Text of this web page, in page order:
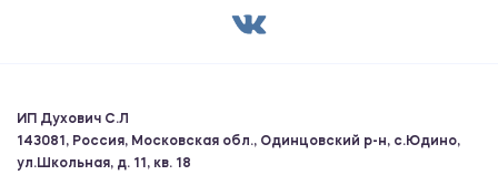
ИП Духович С.Л
143081, Россия, Московская обл., Одинцовский р-н, с.Юдино,
ул.Школьная, д. 11, кв. 18